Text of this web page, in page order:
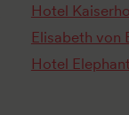
Hotel
Elisabeth von
Hotel